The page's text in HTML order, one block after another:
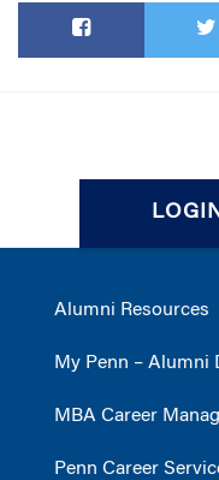
Alumni Resources
My Penn – Alumni
MBA Career
Penn Career